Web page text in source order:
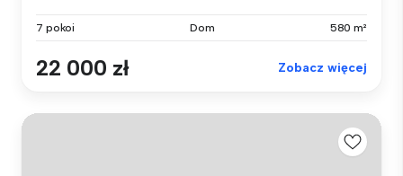
7 pokoi Dom 580 m²
22 000 zł Zobacz więcej